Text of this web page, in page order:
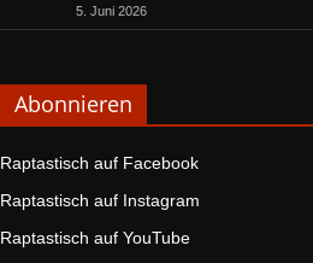
5. Juni 2026
Abonnieren
Raptastisch auf Facebook
Raptastisch auf Instagram
Raptastisch auf YouTube